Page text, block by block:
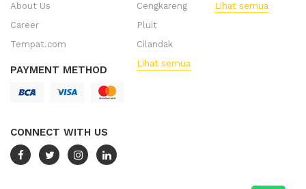
About Us
Career
Tempat.com
PAYMENT METHOD
CONNECT WITH US
Cengkareng
Pluit
Cilandak
Lihat semua
Lihat semua